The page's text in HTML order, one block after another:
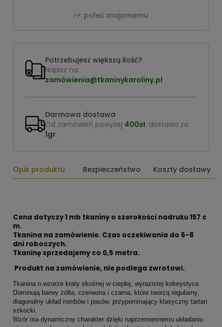
poleć znajomemu
Potrzebujesz większą ilość?
Napisz na:
zamówienia@tkaninykaroliny.pl
Darmowa dostawa
Od zamówień powyżej 400zł, dostawa za
1gr.
Opis produktu Bezpieczeństwo Koszty dostawy
Cena dotyczy 1 mb tkaniny o szerokości nadruku 157 c
m.
Tkanina na zamówienie. Czas oczekiwania do 6-8
dni roboczych.
Tkaninę sprzedajemy co 0,5 metra.
Produkt na zamówienie, nie podlega zwrotowi.
Tkanina o wzorze kraty skośnej w ciepłej, wyrazistej kolorystyce.
Dominują barwy żółta, czerwona i czarna, które tworzą regularny,
diagonalny układ rombów i pasów, przypominający klasyczny tartan
szkocki.
Wzór ma dynamiczny charakter dzięki naprzemiennemu układaniu